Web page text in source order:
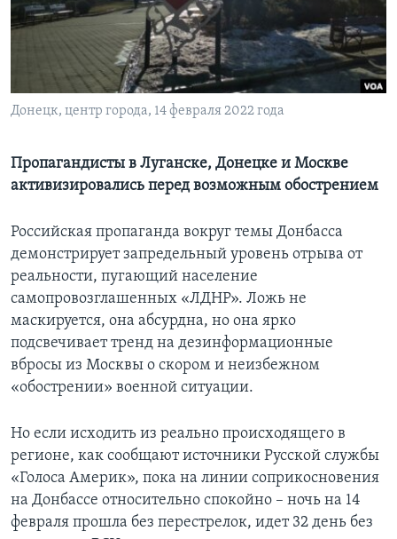
Learning English
СОЦИАЛЬНЫЕ СЕТИ
Языки
Донецк, центр города, 14 февраля 2022 года
Пропагандисты в Луганске, Донецке и Москве
активизировались перед возможным обострением
Российская пропаганда вокруг темы Донбасса
демонстрирует запредельный уровень отрыва от
реальности, пугающий население
самопровозглашенных «ЛДНР». Ложь не
маскируется, она абсурдна, но она ярко
подсвечивает тренд на дезинформационные
вбросы из Москвы о скором и неизбежном
«обострении» военной ситуации.
Но если исходить из реально происходящего в
регионе, как сообщают источники Русской службы
«Голоса Америк», пока на линии соприкосновения
на Донбассе относительно спокойно – ночь на 14
февраля прошла без перестрелок, идет 32 день без